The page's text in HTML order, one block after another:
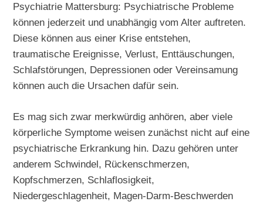
Psychiatrie Mattersburg: Psychiatrische Probleme
können jederzeit und unabhängig vom Alter auftreten.
Diese können aus einer Krise entstehen,
traumatische Ereignisse, Verlust, Enttäuschungen,
Schlafstörungen, Depressionen oder Vereinsamung
können auch die Ursachen dafür sein.
Es mag sich zwar merkwürdig anhören, aber viele
körperliche Symptome weisen zunächst nicht auf eine
psychiatrische Erkrankung hin. Dazu gehören unter
anderem Schwindel, Rückenschmerzen,
Kopfschmerzen, Schlaflosigkeit,
Niedergeschlagenheit, Magen-Darm-Beschwerden